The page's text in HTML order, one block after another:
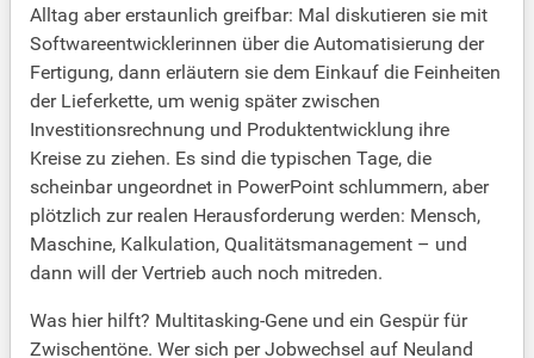
Alltag aber erstaunlich greifbar: Mal diskutieren sie mit
Softwareentwicklerinnen über die Automatisierung der
Fertigung, dann erläutern sie dem Einkauf die Feinheiten
der Lieferkette, um wenig später zwischen
Investitionsrechnung und Produktentwicklung ihre
Kreise zu ziehen. Es sind die typischen Tage, die
scheinbar ungeordnet in PowerPoint schlummern, aber
plötzlich zur realen Herausforderung werden: Mensch,
Maschine, Kalkulation, Qualitätsmanagement – und
dann will der Vertrieb auch noch mitreden.
Was hier hilft? Multitasking-Gene und ein Gespür für
Zwischentöne. Wer sich per Jobwechsel auf Neuland